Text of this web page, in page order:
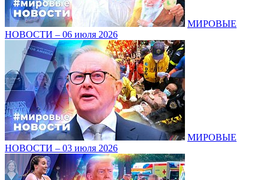
МИРОВЫЕ
НОВОСТИ – 06 июля 2026
МИРОВЫЕ
НОВОСТИ – 03 июля 2026